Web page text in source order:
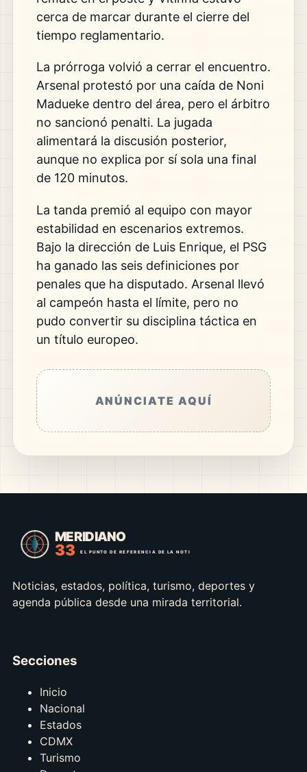
cerca de marcar durante el cierre del
tiempo reglamentario.
La prórroga volvió a cerrar el encuentro.
Arsenal protestó por una caída de Noni
Madueke dentro del área, pero el árbitro
no sancionó penalti. La jugada
alimentará la discusión posterior,
aunque no explica por sí sola una final
de 120 minutos.
La tanda premió al equipo con mayor
estabilidad en escenarios extremos.
Bajo la dirección de Luis Enrique, el PSG
ha ganado las seis definiciones por
penales que ha disputado. Arsenal llevó
al campeón hasta el límite, pero no
pudo convertir su disciplina táctica en
un título europeo.
ANÚNCIATE AQUÍ
Noticias, estados, política, turismo, deportes y
agenda pública desde una mirada territorial.
Secciones
Inicio
Nacional
Estados
CDMX
Turismo